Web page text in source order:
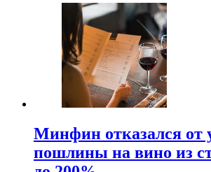
Минфин отказался от
пошлины на вино из